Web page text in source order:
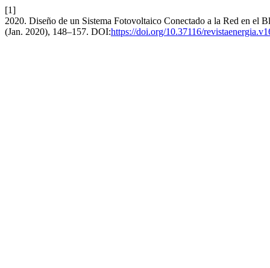
[1]
2020. Diseño de un Sistema Fotovoltaico Conectado a la Red en el
(Jan. 2020), 148–157. DOI:https://doi.org/10.37116/